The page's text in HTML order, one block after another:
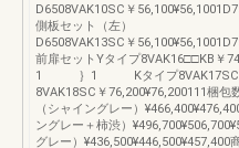
D6508VAK10SC￥
側板セット（左）
D6508VAK13SC￥
前扉セットYタイプ8VAK16□□KB
1 ｝1 Kタイプ8VAK17SC￥
8VAK18SC￥76,200¥76,200111梱包
（シャイングレー）
ングレー＋柿渋）
グレー）